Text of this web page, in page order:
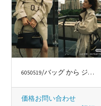
6050519/バッグ から ジバンシー/GIVENCHY
価格お問い合わせ